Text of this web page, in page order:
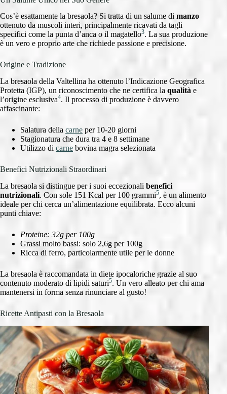
Cos’è esattamente la bresaola? Si tratta di un salume di manzo
ottenuto da muscoli interi, principalmente ricavati da tagli
specifici come la punta d’anca o il magatello3. La sua produzione
è un vero e proprio arte che richiede passione e precisione.
Origine e Tradizione
La bresaola della Valtellina ha ottenuto l’Indicazione Geografica
Protetta (IGP), un riconoscimento che ne certifica la qualità e
l’origine esclusiva4. Il processo di produzione è davvero
affascinante:
Salatura della carne per 10-20 giorni
Stagionatura che dura tra 4 e 8 settimane
Utilizzo di carne bovina magra selezionata
Benefici Nutrizionali Straordinari
La bresaola si distingue per i suoi eccezionali benefici
nutrizionali. Con sole 151 Kcal per 100 grammi5, è un alimento
ideale per chi cerca un’alimentazione equilibrata. Ecco alcuni
punti chiave:
Proteine: 32g per 100g
Grassi molto bassi: solo 2,6g per 100g
Ricca di ferro, particolarmente utile per le donne
La bresaola è raccomandata in diete ipocaloriche grazie al suo
contenuto moderato di lipidi saturi5. Un vero alleato per chi ama
mantenersi in forma senza rinunciare al gusto!
Ricette Antipasti con la Bresaola